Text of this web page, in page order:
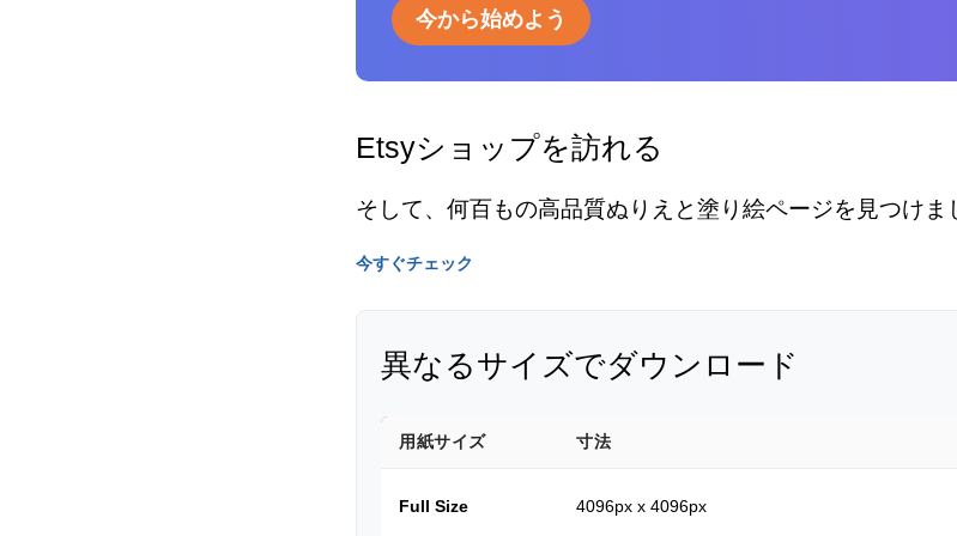
今から始めよう
Etsyショップを訪れる
そして、何百もの高品質ぬりえと塗り絵ページを見つけま
今すぐチェック
異なるサイズでダウンロード
用紙サイズ 寸法
Full Size 4096px x 4096px